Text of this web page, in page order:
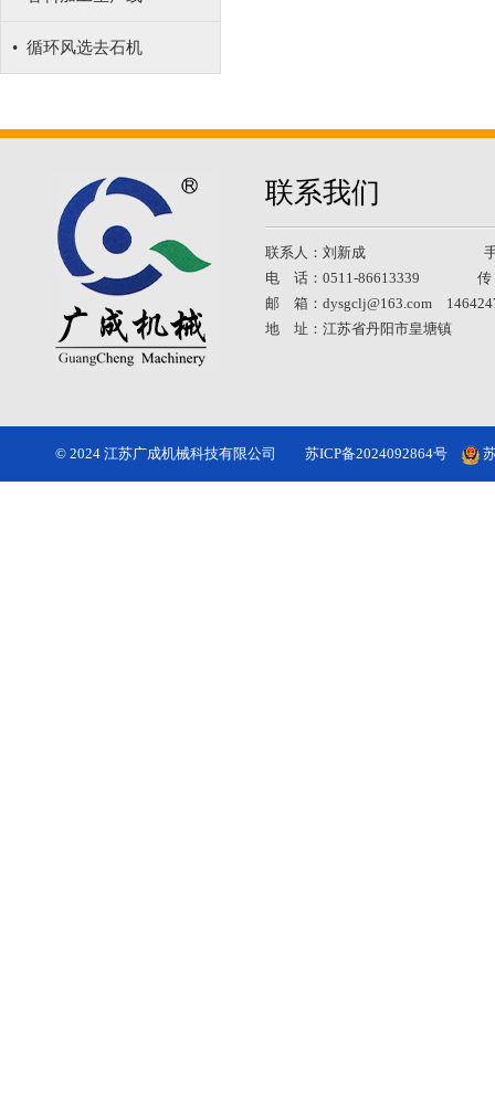
• 循环风选去石机
联系我们
联系人：刘新成 手 机
电 话：0511-86613339 传
邮 箱：dysgclj@163.com
地 址：江苏省丹阳市皇塘镇
© 2024 江苏广成机械科技有限公司 苏ICP备2024092864号